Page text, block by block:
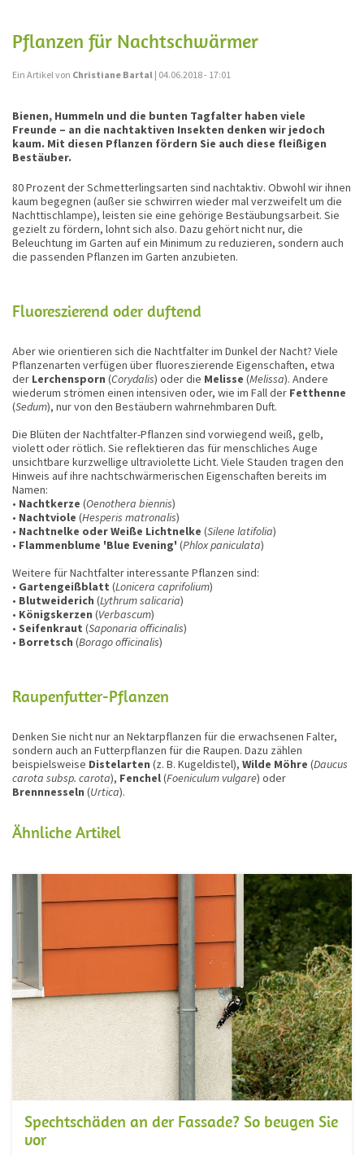
Pflanzen für Nachtschwärmer
Ein Artikel von Christiane Bartal | 04.06.2018 - 17:01
Bienen, Hummeln und die bunten Tagfalter haben viele
Freunde – an die nachtaktiven Insekten denken wir jedoch
kaum. Mit diesen Pflanzen fördern Sie auch diese fleißigen
Bestäuber.
80 Prozent der Schmetterlingsarten sind nachtaktiv. Obwohl wir ihnen
kaum begegnen (außer sie schwirren wieder mal verzweifelt um die
Nachttischlampe), leisten sie eine gehörige Bestäubungsarbeit. Sie
gezielt zu fördern, lohnt sich also. Dazu gehört nicht nur, die
Beleuchtung im Garten auf ein Minimum zu reduzieren, sondern auch
die passenden Pflanzen im Garten anzubieten.
Fluoreszierend oder duftend
Aber wie orientieren sich die Nachtfalter im Dunkel der Nacht? Viele
Pflanzenarten verfügen über fluoreszierende Eigenschaften, etwa
der Lerchensporn (Corydalis) oder die Melisse (Melissa). Andere
wiederum strömen einen intensiven oder, wie im Fall der Fetthenne
(Sedum), nur von den Bestäubern wahrnehmbaren Duft.
Die Blüten der Nachtfalter-Pflanzen sind vorwiegend weiß, gelb,
violett oder rötlich. Sie reflektieren das für menschliches Auge
unsichtbare kurzwellige ultraviolette Licht. Viele Stauden tragen den
Hinweis auf ihre nachtschwärmerischen Eigenschaften bereits im
Namen:
• Nachtkerze (Oenothera biennis)
• Nachtviole (Hesperis matronalis)
• Nachtnelke oder Weiße Lichtnelke (Silene latifolia)
• Flammenblume 'Blue Evening' (Phlox paniculata)
Weitere für Nachtfalter interessante Pflanzen sind:
• Gartengeißblatt (Lonicera caprifolium)
• Blutweiderich (Lythrum salicaria)
• Königskerzen (Verbascum)
• Seifenkraut (Saponaria officinalis)
• Borretsch (Borago officinalis)
Raupenfutter-Pflanzen
Denken Sie nicht nur an Nektarpflanzen für die erwachsenen Falter,
sondern auch an Futterpflanzen für die Raupen. Dazu zählen
beispielsweise Distelarten (z. B. Kugeldistel), Wilde Möhre (Daucus
carota subsp. carota), Fenchel(Foeniculum vulgare) oder
Brennnesseln (Urtica).
Ähnliche Artikel
Spechtschäden an der Fassade? So beugen Sie
vor